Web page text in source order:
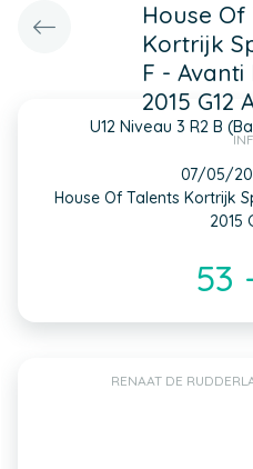
House Of
Kortrijk
F -
2015 G12
U12 Niveau 3 R2 B
07/05/
House Of Talents Kortrijk
2015
53
RENAAT DE